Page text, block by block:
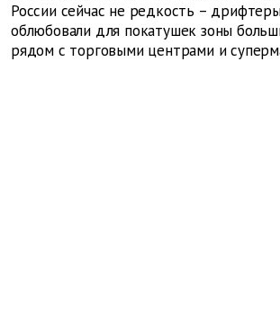
России сейчас не редкость –
облюбовали для покатушек зоны
рядом с торговыми центрами и